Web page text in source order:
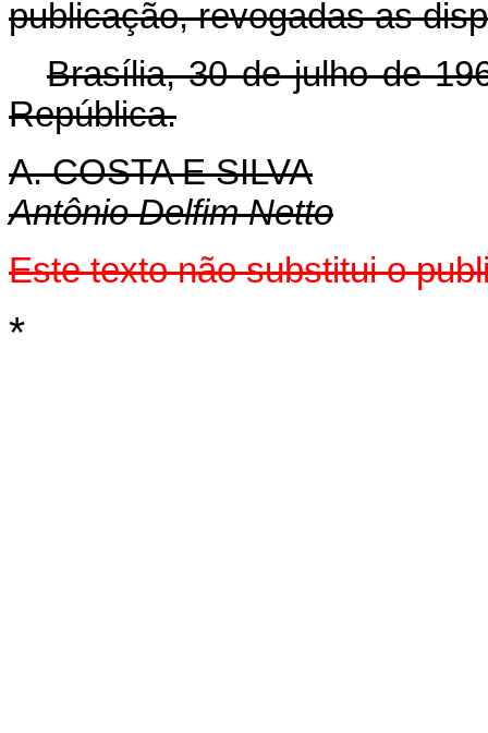
publicação, revogadas as
Brasília, 30 de julho de
República.
A. COSTA E SILVA
Antônio Delfim Netto
Este texto não substitui o
*